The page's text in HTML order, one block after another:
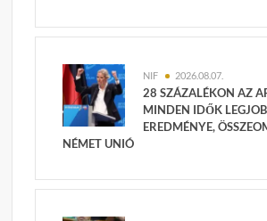
NIF 2026.08.07.
28 SZÁZALÉKON AZ
MINDEN IDŐK
EREDMÉNYE,
NÉMET UNIÓ